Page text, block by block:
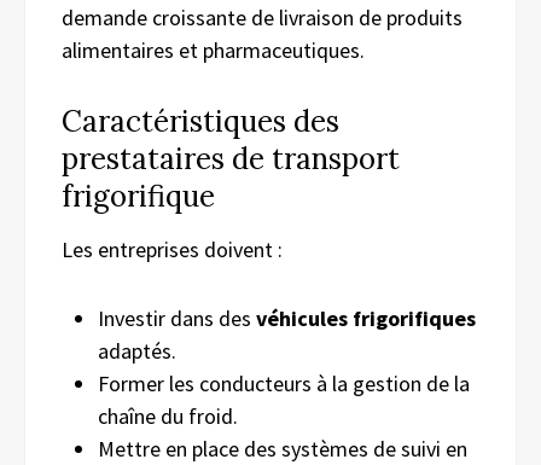
demande croissante de livraison de produits
alimentaires et pharmaceutiques.
Caractéristiques des
prestataires de transport
frigorifique
Les entreprises doivent :
Investir dans des véhicules frigorifiques
adaptés.
Former les conducteurs à la gestion de la
chaîne du froid.
Mettre en place des systèmes de suivi en